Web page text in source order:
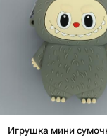
Игрушка мини